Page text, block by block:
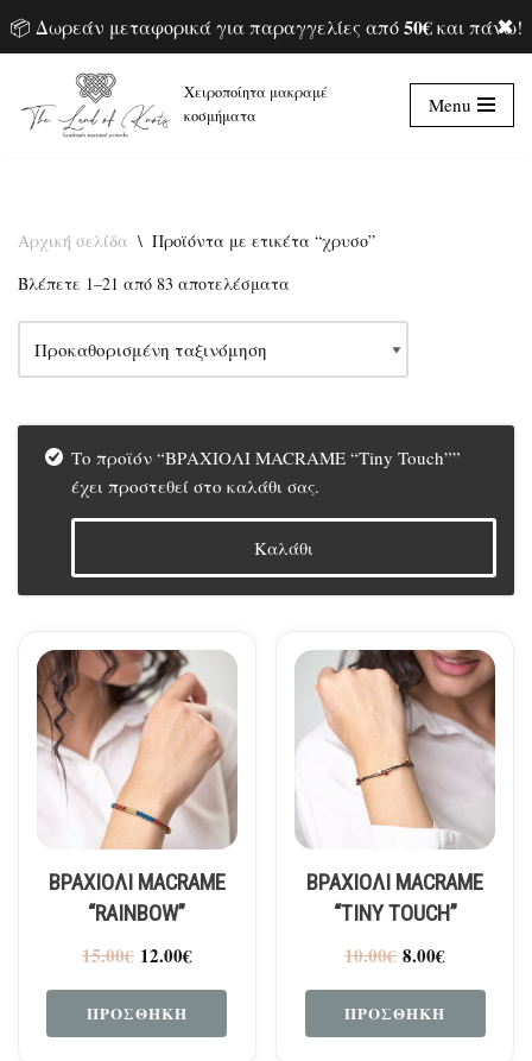
✖
📦 Δωρεάν μεταφορικά για παραγγελίες από50€και πάνω!
Μεταπηδήστε
Χειροποίητα μακραμέ
κοσμήματα
Menu
Αρχική σελίδα \ Προϊόντα με ετικέτα “χρυσο”
Βλέπετε 1–21 από 83 αποτελέσματα
Το προϊόν “ΒΡΑΧΙΟΛΙ MACRAME “Tiny Touch””
έχει προστεθεί στο καλάθι σας.
Καλάθι
ΒΡΑΧΙΟΛΙ MACRAME
“RAINBOW”
15.00€ 12.00€
ΠΡΟΣΘΉΚΗ
ΒΡΑΧΙΟΛΙ MACRAME
“TINY TOUCH”
10.00€ 8.00€
ΠΡΟΣΘΉΚΗ